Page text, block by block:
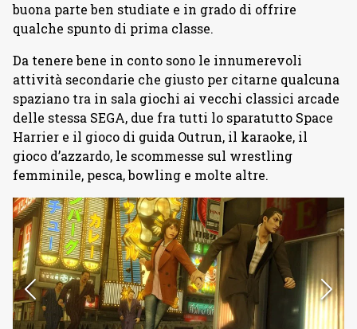
buona parte ben studiate e in grado di offrire
qualche spunto di prima classe.
Da tenere bene in conto sono le innumerevoli
attività secondarie che giusto per citarne qualcuna
spaziano tra in sala giochi ai vecchi classici arcade
delle stessa SEGA, due fra tutti lo sparatutto Space
Harrier e il gioco di guida Outrun, il karaoke, il
gioco d’azzardo, le scommesse sul wrestling
femminile, pesca, bowling e molte altre.